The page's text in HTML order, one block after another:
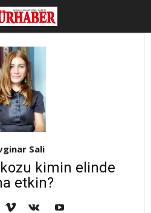
Sali
kozu kimin elinde
etkin?